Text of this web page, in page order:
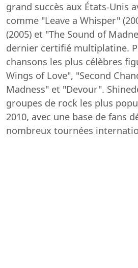
grand succès aux États-Unis
comme "Leave a Whisper"
(2005) et "The Sound of
dernier certifié multiplatine.
chansons les plus célèbres
Wings of Love", "Second
Madness" et "Devour".
groupes de rock les plus
2010, avec une base de fans
nombreux tournées